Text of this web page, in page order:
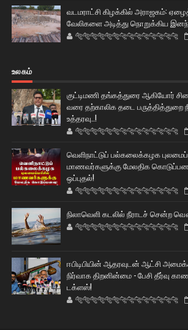
வடமராட்சி கிழக்கில் அராஜகம்:
வேலிகளை அடித்து நொறுக்கிய
🐅🐅🐅🐅🐅🐅🐆🐆🐆🐆🐆🐆🐆🐆
உலகம்
குட்டிமணி தங்கத்துரை ஆகியோர்
வரை தற்காலிக தடை
உத்தரவு..!
🐅🐅🐅🐅🐅🐅🐆🐆🐆🐆🐆🐆🐆🐆
வெளிநாட்டுப் பல்கலைக்கழக
மாணவர்களுக்கு மேலதிக
ஒப்புதல்!
🐅🐅🐅🐅🐅🐅🐆🐆🐆🐆🐆🐆🐆🐆
நிலாவெளி கடலில் நீராடச் சென்ற
🐅🐅🐅🐅🐅🐅🐆🐆🐆🐆🐆🐆🐆🐆
ஈபிடிபியின் ஆதரவுடன் ஆட்சி
நிர்வாக திறனின்மை - பேசி தீர்வு
டக்ளஸ்!
🐅🐅🐅🐅🐅🐅🐆🐆🐆🐆🐆🐆🐆🐆